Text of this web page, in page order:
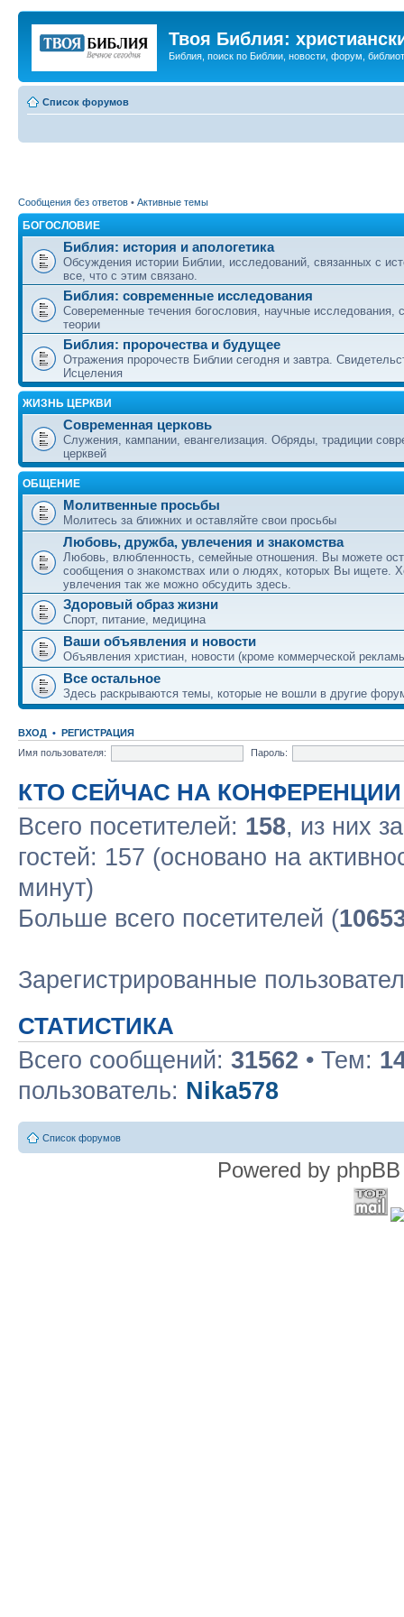
Твоя Библия:
Библия, поиск по Библии, новости, форум,
Список форумов
Сообщения без ответов • Активные темы
БОГОСЛОВИЕ
Библия: история и апологетика
Обсуждения истории Библии, исследований, связанных с
все, что с этим связано.
Библия: современные исследования
Совеременные течения богословия, научные исследования,
теории
Библия: пророчества и будущее
Отражения пророчеств Библии сегодня и завтра.
Исцеления
ЖИЗНЬ ЦЕРКВИ
Современная церковь
Служения, кампании, евангелизация. Обряды, традиции
церквей
ОБЩЕНИЕ
Молитвенные просьбы
Молитесь за ближних и оставляйте свои просьбы
Любовь, дружба, увлечения и знакомства
Любовь, влюбленность, семейные отношения. Вы можете
сообщения о знакомствах или о людях, которых Вы ищете.
увлечения так же можно обсудить здесь.
Здоровый образ жизни
Спорт, питание, медицина
Ваши объявления и новости
Объявления христиан, новости (кроме коммерческой
Все остальное
Здесь раскрываются темы, которые не вошли в другие
ВХОД • РЕГИСТРАЦИЯ
Имя пользователя:
Пароль:
КТО СЕЙЧАС НА КОНФЕРЕНЦИИ
Всего посетителей: 158, из них
гостей: 157 (основано на
минут)
Больше всего посетителей (
Зарегистрированные
СТАТИСТИКА
Всего сообщений: 31562 • Тем:
пользователь: Nika578
Список форумов
Powered by